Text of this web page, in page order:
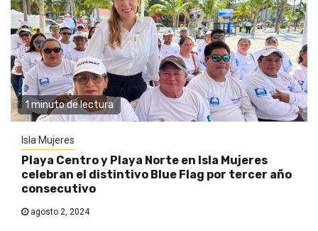
1 minuto de lectura
Isla Mujeres
Playa Centro y Playa Norte en Isla Mujeres
celebran el distintivo Blue Flag por tercer año
consecutivo
agosto 2, 2024